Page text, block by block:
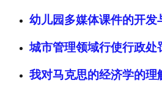
幼儿园多媒体课件的开发
城市管理领域行使行政处
我对马克思的经济学的理